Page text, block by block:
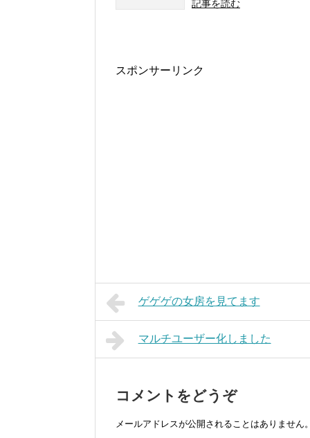
記事を読む
スポンサーリンク
ゲゲゲの女房を見てます
マルチユーザー化しました
コメントをどうぞ
メールアドレスが公開されることはありません。